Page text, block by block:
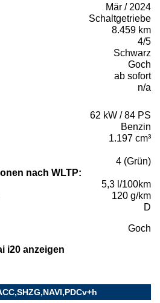
Mär / 2024
Schaltgetriebe
8.459 km
4/5
Schwarz
Goch
ab sofort
n/a
62 kW / 84 PS
Benzin
1.197 cm³
4 (Grün)
nach WLTP:
5,3 l/100km
120 g/km
D
Goch
i20 anzeigen